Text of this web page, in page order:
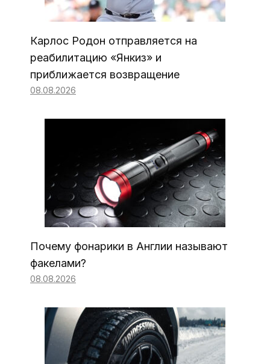
Карлос Родон отправляется на
реабилитацию «Янкиз» и
приближается возвращение
08.08.2026
Почему фонарики в Англии называют
факелами?
08.08.2026